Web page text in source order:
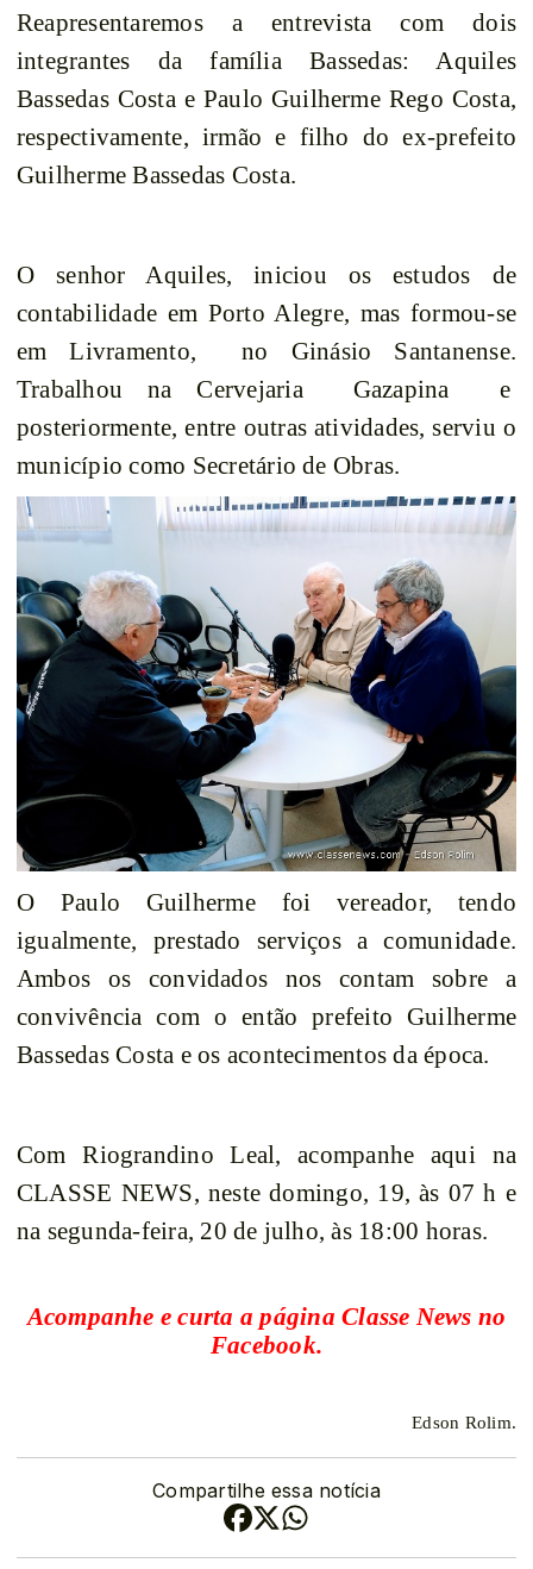
Reapresentaremos a entrevista com dois
integrantes da família Bassedas: Aquiles
Bassedas Costa e Paulo Guilherme Rego Costa,
respectivamente, irmão e filho do ex-prefeito
Guilherme Bassedas Costa.
O senhor Aquiles, iniciou os estudos de
contabilidade em Porto Alegre, mas formou-se
em Livramento,
no Ginásio Santanense.
Trabalhou na Cervejaria
Gazapina
e
posteriormente, entre outras atividades, serviu o
município como Secretário de Obras.
O Paulo Guilherme foi vereador, tendo
igualmente, prestado serviços a comunidade.
Ambos os convidados nos contam sobre a
convivência com o então prefeito Guilherme
Bassedas Costa e os acontecimentos da época.
Com Riograndino Leal, acompanhe aqui na
CLASSE NEWS, neste domingo, 19, às 07 h e
na segunda-feira, 20 de julho, às 18:00 horas.
Acompanhe e curta a página Classe News no
Facebook.
Edson Rolim.
Compartilhe essa notícia